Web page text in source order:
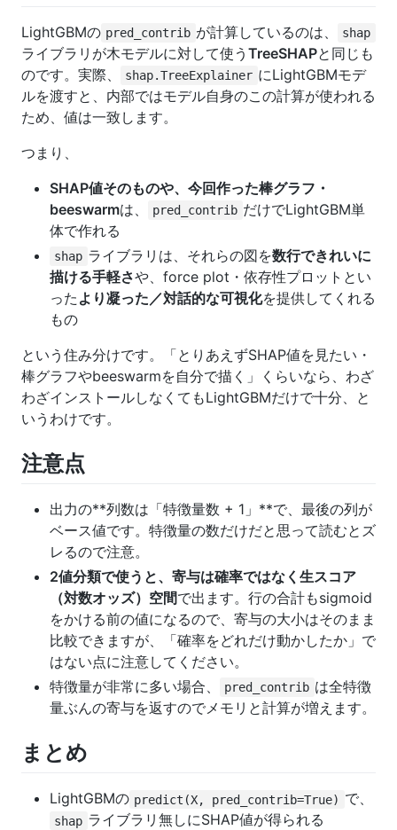
LightGBMの pred_contrib が計算しているのは、 shap
ライブラリが木モデルに対して使う TreeSHAPと同じも
のです。実際、
shap.TreeExplainer にLightGBMモデ
ルを渡すと、内部ではモデル自身のこの計算が使われる
ため、値は一致します。
つまり、
SHAP値そのものや、今回作った棒グラフ・
beeswarmは、 pred_contrib だけでLightGBM単
体で作れる
shap ライブラリは、それらの図を数行できれいに
描ける手軽さや、force plot・依存性プロットとい
った より凝った／対話的な可視化を提供してくれる
もの
という住み分けです。「とりあえずSHAP値を見たい・
棒グラフやbeeswarmを自分で描く」くらいなら、わざ
わざインストールしなくてもLightGBMだけで十分、と
いうわけです。
注意点
出力の**列数は「特徴量数 + 1」**で、最後の列が
ベース値です。特徴量の数だけだと思って読むとズ
レるので注意。
2値分類で使うと、寄与は確率ではなく生スコア
（対数オッズ）空間で出ます。行の合計もsigmoid
をかける前の値になるので、寄与の大小はそのまま
比較できますが、「確率をどれだけ動かしたか」で
はない点に注意してください。
特徴量が非常に多い場合、
pred_contrib は全特徴
量ぶんの寄与を返すのでメモリと計算が増えます。
まとめ
LightGBMの predict(X, pred_contrib=True) で、
shap ライブラリ無しにSHAP値が得られる